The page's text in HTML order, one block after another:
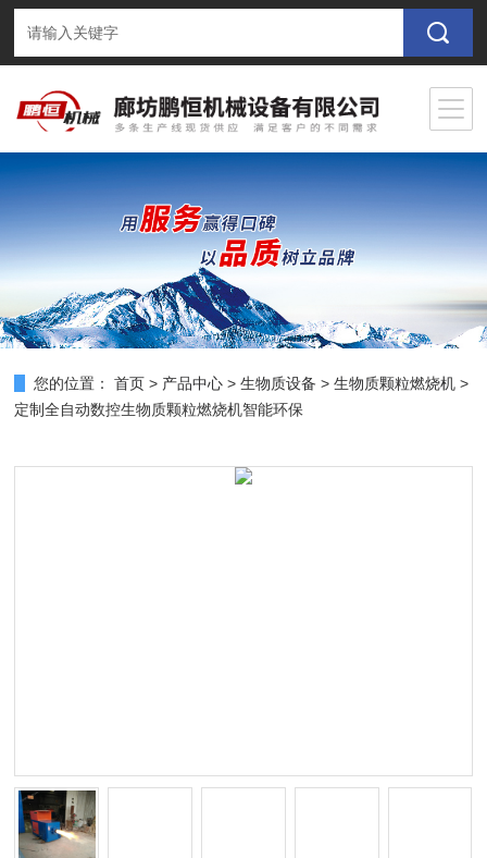
您的位置： 首页 > 产品中心 >生物质设备 >生物质颗粒燃烧机 >
定制全自动数控生物质颗粒燃烧机智能环保